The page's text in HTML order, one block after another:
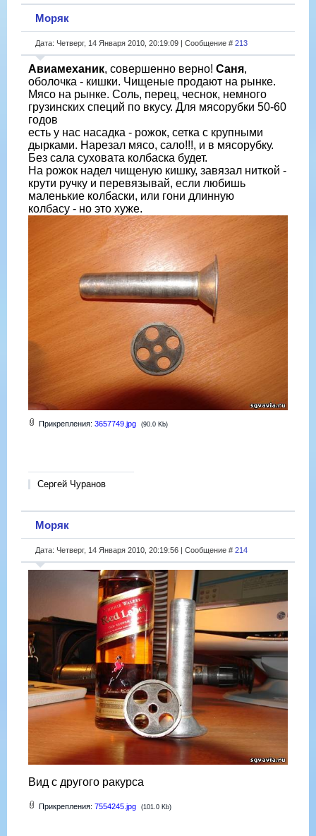
Моряк
Дата: Четверг, 14 Января 2010, 20:19:09 | Сообщение # 213
Авиамеханик, совершенно верно! Саня,
оболочка - кишки. Чищеные продают на рынке.
Мясо на рынке. Соль, перец, чеснок, немного
грузинских специй по вкусу. Для мясорубки 50-60
годов
есть у нас насадка - рожок, сетка с крупными
дырками. Нарезал мясо, сало!!!, и в мясорубку.
Без сала суховата колбаска будет.
На рожок надел чищеную кишку, завязал ниткой -
крути ручку и перевязывай, если любишь
маленькие колбаски, или гони длинную
колбасу - но это хуже.
Прикрепления: 3657749.jpg (90.0 Kb)
Сергей Чуранов
Моряк
Дата: Четверг, 14 Января 2010, 20:19:56 | Сообщение # 214
Вид с другого ракурса
Прикрепления: 7554245.jpg (101.0 Kb)